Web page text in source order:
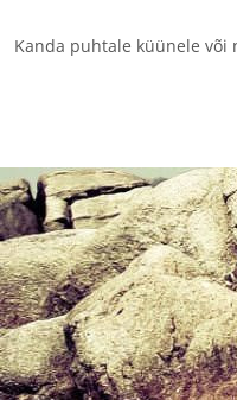
Kanda puhtale küünele või